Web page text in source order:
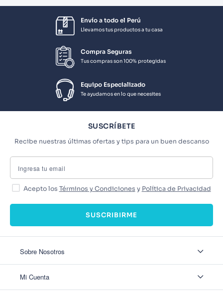
Envío a todo el Perú
Llevamos tus productos a tu casa
Compra Seguras
Tus compras son 100% protegidas
Equipo Especializado
Te ayudamos en lo que necesites
SUSCRÍBETE
Recibe nuestras últimas ofertas y tips para un buen descanso
Acepto los Términos y Condiciones y Política de Privacidad
SUSCRIBIRME
Sobre Nosotros
Nuestas tiendas
Mi Cuenta